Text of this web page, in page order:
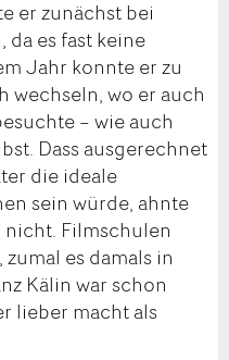
er zunächst bei
es fast keine
Jahr konnte er zu
wechseln, wo er auch
– wie auch
Dass ausgerechnet
die ideale
sein würde, ahnte
nicht. Filmschulen
es damals in
Kälin war schon
lieber macht als